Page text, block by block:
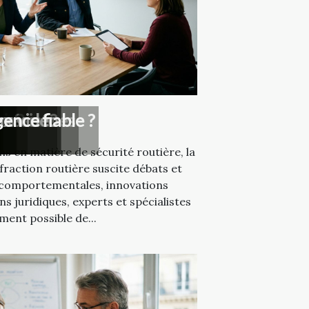
en matière de sécurité routière, la
routière suscite débats et
innovations
juridiques, experts et spécialistes
possible de...
?
?
services
vidéofiable ?